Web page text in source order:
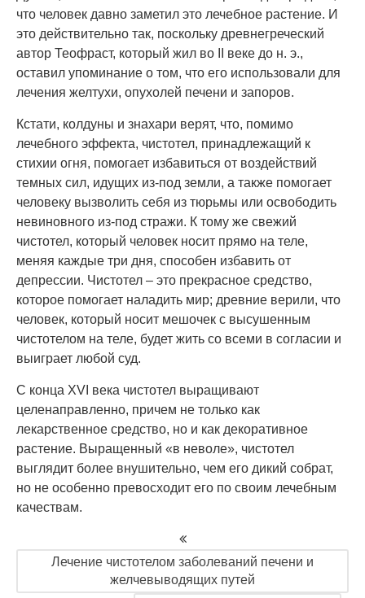
что человек давно заметил это лечебное растение. И
это действительно так, поскольку древнегреческий
автор Теофраст, который жил во II веке до н. э.,
оставил упоминание о том, что его использовали для
лечения желтухи, опухолей печени и запоров.
Кстати, колдуны и знахари верят, что, помимо
лечебного эффекта, чистотел, принадлежащий к
стихии огня, помогает избавиться от воздействий
темных сил, идущих из-под земли, а также помогает
человеку вызволить себя из тюрьмы или освободить
невиновного из-под стражи. К тому же свежий
чистотел, который человек носит прямо на теле,
меняя каждые три дня, способен избавить от
депрессии. Чистотел – это прекрасное средство,
которое помогает наладить мир; древние верили, что
человек, который носит мешочек с высушенным
чистотелом на теле, будет жить со всеми в согласии и
выиграет любой суд.
С конца XVI века чистотел выращивают
целенаправленно, причем не только как
лекарственное средство, но и как декоративное
растение. Выращенный «в неволе», чистотел
выглядит более внушительно, чем его дикий собрат,
но не особенно превосходит его по своим лечебным
качествам.
Лечение чистотелом заболеваний печени и
желчевыводящих путей